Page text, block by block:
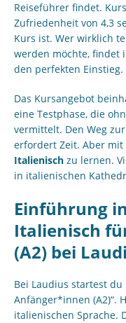
Reiseführer findet.
Zufriedenheit von 4,3
Kurs ist. Wer wirklich
werden möchte, findet
den perfekten Einstieg.
Das Kursangebot
eine Testphase, die
vermittelt. Den Weg
erfordert Zeit. Aber
Italienisch zu lernen.
in italienischen
Einführung
Italienisch
(A2) bei
Bei Laudius startest
Anfänger*innen (A2)“.
italienischen Sprache.